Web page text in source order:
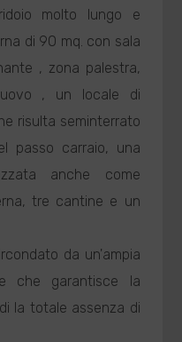
molto lungo e
di 90 mq. con sala
, zona palestra,
, un locale di
risulta seminterrato
passo carraio, una
anche come
tre cantine e un
da un'ampia
che garantisce la
la totale assenza di